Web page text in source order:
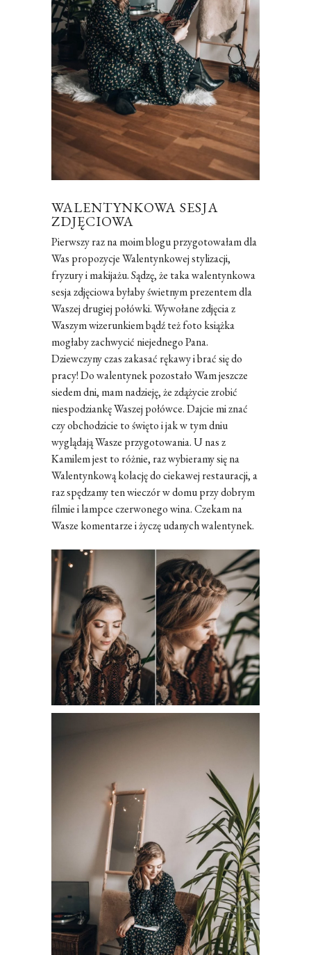
WALENTYNKOWA SESJA
ZDJĘCIOWA
Pierwszy raz na moim blogu przygotowałam dla
Was propozycje Walentynkowej stylizacji,
fryzury i makijażu. Sądzę, że taka walentynkowa
sesja zdjęciowa byłaby świetnym prezentem dla
Waszej drugiej połówki. Wywołane zdjęcia z
Waszym wizerunkiem bądź też foto książka
mogłaby zachwycić niejednego Pana.
Dziewczyny czas zakasać rękawy i brać się do
pracy! Do walentynek pozostało Wam jeszcze
siedem dni, mam nadzieję, że zdążycie zrobić
niespodziankę Waszej połówce. Dajcie mi znać
czy obchodzicie to święto i jak w tym dniu
wyglądają Wasze przygotowania. U nas z
Kamilem jest to różnie, raz wybieramy się na
Walentynkową kolację do ciekawej restauracji, a
raz spędzamy ten wieczór w domu przy dobrym
filmie i lampce czerwonego wina. Czekam na
Wasze komentarze i życzę udanych walentynek.